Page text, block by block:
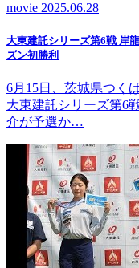
movie 2025.06.28
大東建託シリーズ第6戦 岸
ズン初勝利
6月15日、茨城県つく
大東建託シリーズ第6
介が予選か…